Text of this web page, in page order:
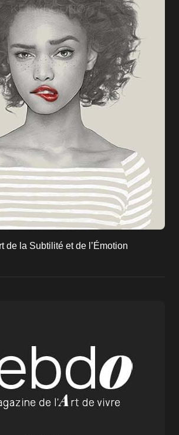
de la Subtilité et de l’Émotion